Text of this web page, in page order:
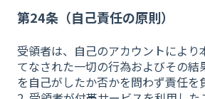
第24条（自己責任の原則）
受領者は、自己のアカウントにより
てなされた一切の行為およびその結
を自己がしたか否かを問わず責任を